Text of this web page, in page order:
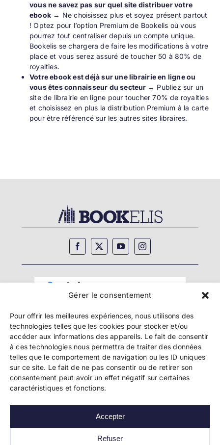
Gérer le consentement
Pour offrir les meilleures expériences, nous utilisons des
technologies telles que les cookies pour stocker et/ou
accéder aux informations des appareils. Le fait de consentir
à ces technologies nous permettra de traiter des données
telles que le comportement de navigation ou les ID uniques
sur ce site. Le fait de ne pas consentir ou de retirer son
consentement peut avoir un effet négatif sur certaines
caractéristiques et fonctions.
Accepter
Refuser
vous ne savez pas sur quel site distribuer votre
ebook → Ne choisissez plus et soyez présent partout
! Optez pour l’option Premium de Bookelis où vous
pourrez tout centraliser depuis un compte unique.
Bookelis se chargera de faire les modifications à votre
place et vous serez assuré de toucher 50 à 80% de
royalties.
Votre ebook est déjà sur une librairie en ligne ou
vous êtes connaisseur du secteur → Publiez sur un
site de librairie en ligne pour toucher 70% de royalties
et choisissez en plus la distribution Premium à la carte
pour être référencé sur les autres sites libraires.
Copyright 2024 Bookelis –CGU–CGS–CGPPA–
Mentions légales–Politique de confidentialité–
Paiement et sécurité
Les liens essentiels